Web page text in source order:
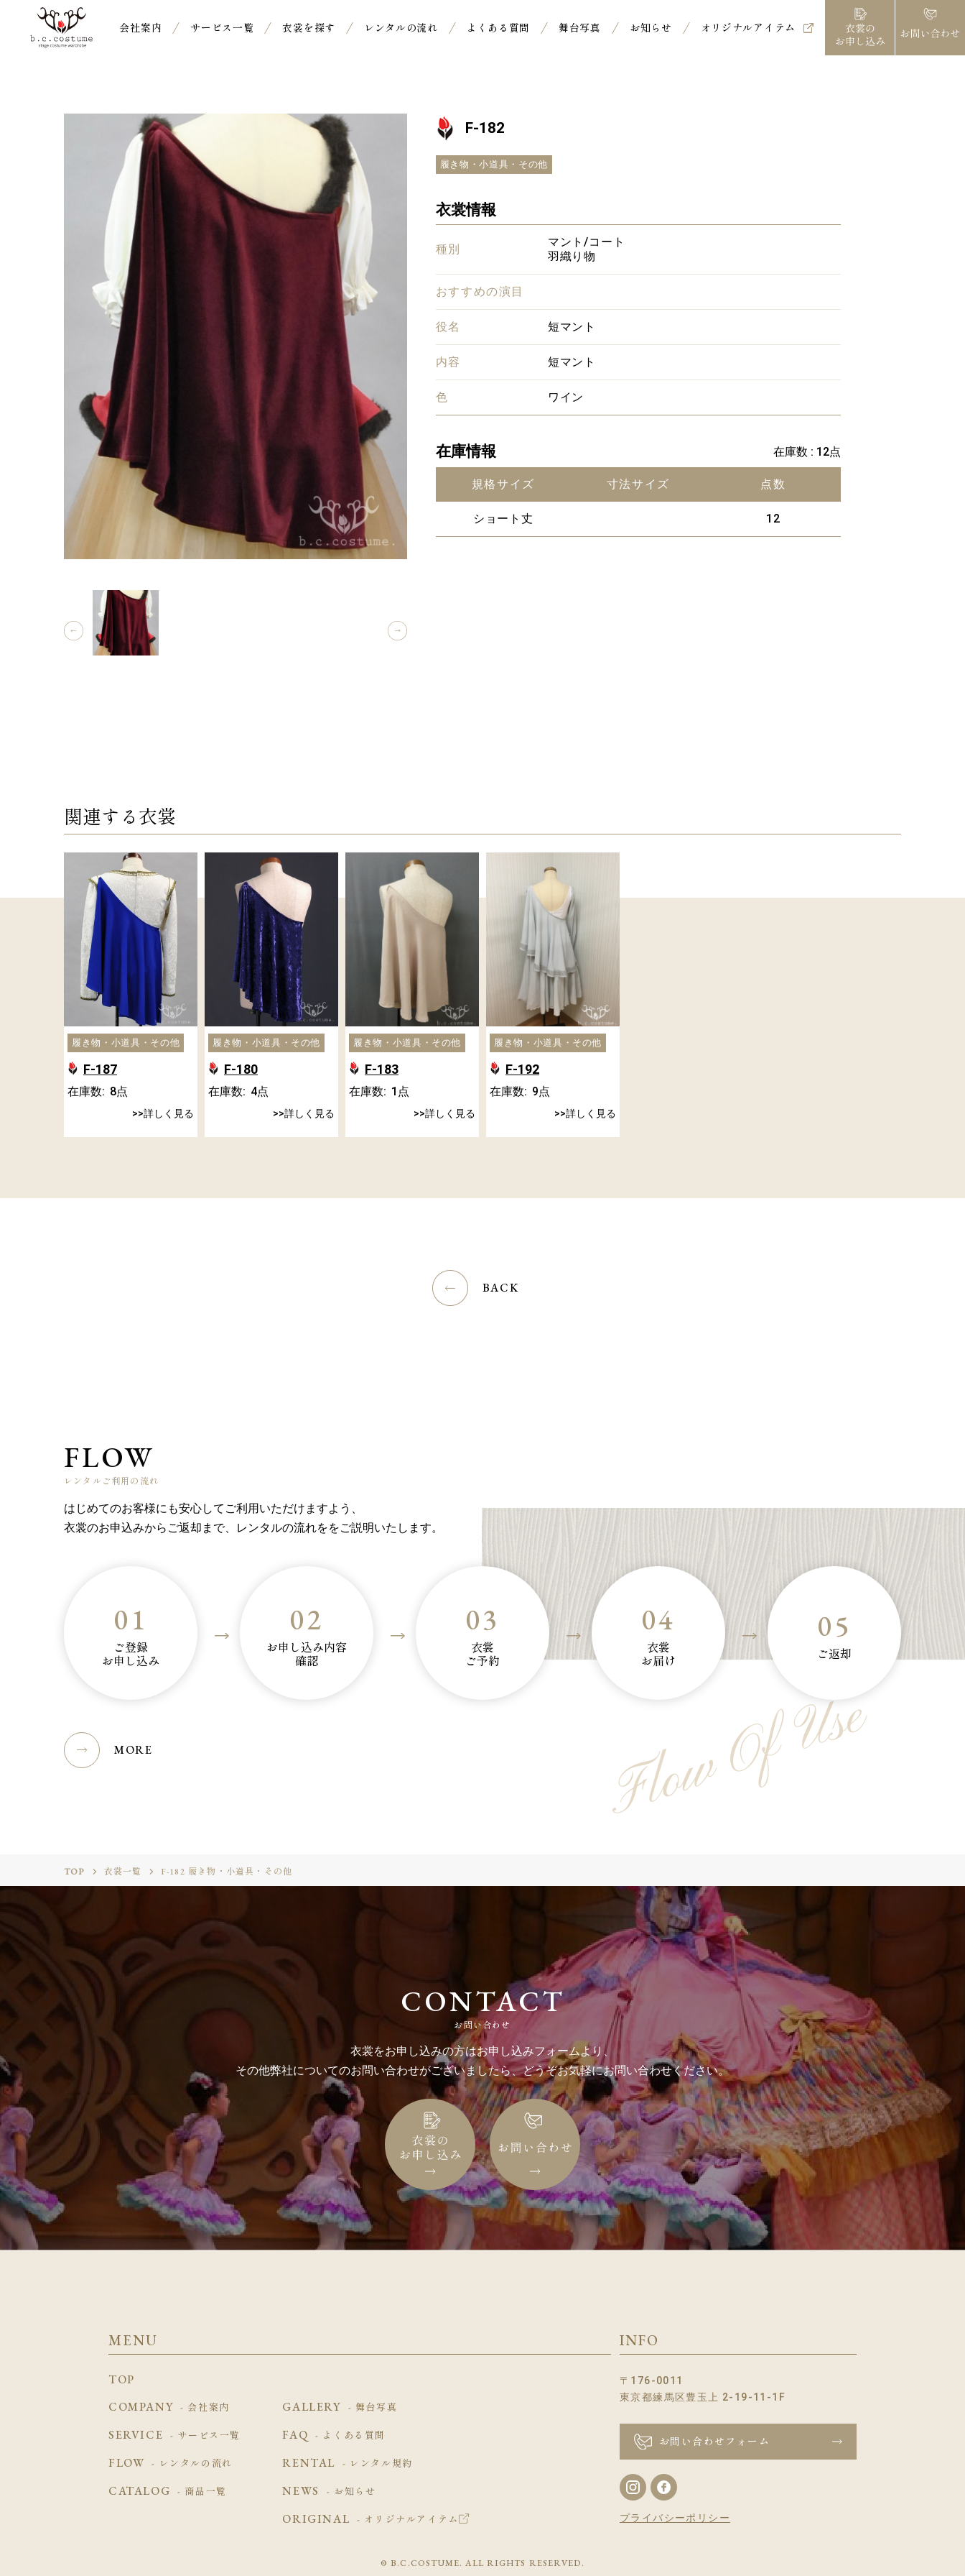
会社案内 サービス一覧 衣裳を探す レンタルの流れ よくある質問 舞台写真 お知らせ オリジナルアイテム
F-182
履き物・小道具・その他
衣裳情報
種別
マント/コート
羽織り物
おすすめの演目
役名 短マント
内容 短マント
色 ワイン
在庫情報 在庫数 : 12点
規格サイズ 寸法サイズ 点数
ショート丈 12
関連する衣裳
履き物・小道具・その他
F-187
在庫数: 8点
詳しく見る
履き物・小道具・その他
F-180
在庫数: 4点
詳しく見る
履き物・小道具・その他
F-183
在庫数: 1 点
詳しく見る
履き物・小道具・その他
F-192
在庫数: 9点
詳しく見る
BACK
FLOW
レンタルご利用の流れ
はじめてのお客様にも安心してご利用いただけますよう、
衣裳のお申込みからご返却まで、レンタルの流れををご説明いたします。
01
ご登録
お申し込み
02
お申し込み内容
確認
03
衣裳
ご予約
04
衣裳
お届け
05
ご返却
MORE Flow Of Use
TOP 衣裳一覧 F-182 履き物・小道具・その他
CONTACT
お問い合わせ
衣裳をお申し込みの方はお申し込みフォームより、
その他弊社についてのお問い合わせがございましたら、どうぞお気軽にお問い合わせください。
MENU
TOP
COMPANY
- 会社案内 GALLERY - 舞台写真
SERVICE - サービス一覧 FAQ - よくある質問
FLOW - レンタルの流れ RENTAL - レンタル規約
CATALOG - 商品一覧 NEWS - お知らせ
ORIGINAL - オリジナルアイテム
INFO
〒176-0011
東京都練馬区豊玉上 2-19-11-1F
お問い合わせフォーム
プライバシーポリシー
© B.C.COSTUME. ALL RIGHTS RESERVED.